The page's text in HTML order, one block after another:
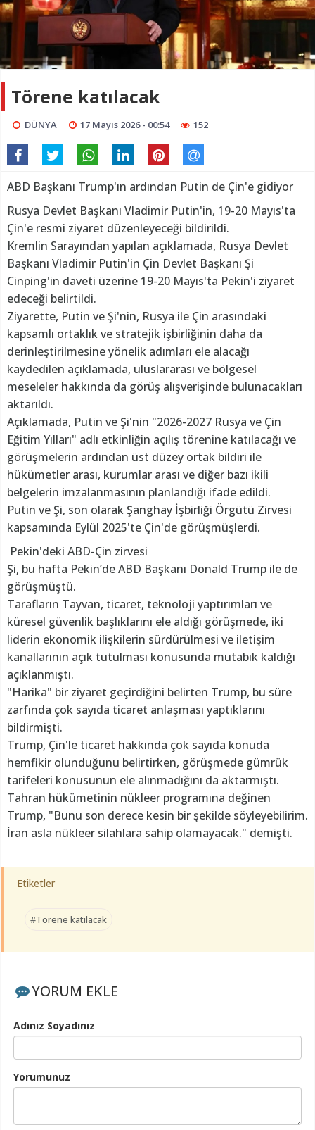
Törene katılacak
DÜNYA 17 Mayıs 2026 - 00:54 152
ABD Başkanı Trump'ın ardından Putin de Çin'e gidiyor
Rusya Devlet Başkanı Vladimir Putin'in, 19-20 Mayıs'ta
Çin'e resmi ziyaret düzenleyeceği bildirildi.
Kremlin Sarayından yapılan açıklamada, Rusya Devlet
Başkanı Vladimir Putin'in Çin Devlet Başkanı Şi
Cinping'in daveti üzerine 19-20 Mayıs'ta Pekin'i ziyaret
edeceği belirtildi.
Ziyarette, Putin ve Şi'nin, Rusya ile Çin arasındaki
kapsamlı ortaklık ve stratejik işbirliğinin daha da
derinleştirilmesine yönelik adımları ele alacağı
kaydedilen açıklamada, uluslararası ve bölgesel
meseleler hakkında da görüş alışverişinde bulunacakları
aktarıldı.
Açıklamada, Putin ve Şi'nin "2026-2027 Rusya ve Çin
Eğitim Yılları" adlı etkinliğin açılış törenine katılacağı ve
görüşmelerin ardından üst düzey ortak bildiri ile
hükümetler arası, kurumlar arası ve diğer bazı ikili
belgelerin imzalanmasının planlandığı ifade edildi.
Putin ve Şi, son olarak Şanghay İşbirliği Örgütü Zirvesi
kapsamında Eylül 2025'te Çin'de görüşmüşlerdi.
Pekin'deki ABD-Çin zirvesi
Şi, bu hafta Pekin’de ABD Başkanı Donald Trump ile de
görüşmüştü.
Tarafların Tayvan, ticaret, teknoloji yaptırımları ve
küresel güvenlik başlıklarını ele aldığı görüşmede, iki
liderin ekonomik ilişkilerin sürdürülmesi ve iletişim
kanallarının açık tutulması konusunda mutabık kaldığı
açıklanmıştı.
"Harika" bir ziyaret geçirdiğini belirten Trump, bu süre
zarfında çok sayıda ticaret anlaşması yaptıklarını
bildirmişti.
Trump, Çin'le ticaret hakkında çok sayıda konuda
hemfikir olunduğunu belirtirken, görüşmede gümrük
tarifeleri konusunun ele alınmadığını da aktarmıştı.
Tahran hükümetinin nükleer programına değinen
Trump, "Bunu son derece kesin bir şekilde söyleyebilirim.
İran asla nükleer silahlara sahip olamayacak." demişti.
Etiketler
#Törene katılacak
YORUM EKLE
Adınız Soyadınız
Yorumunuz